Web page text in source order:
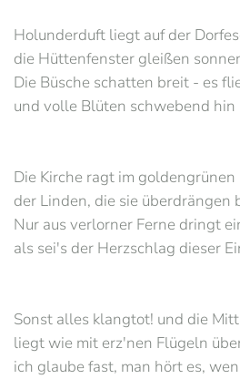
Holunderduft liegt auf der
die Hüttenfenster gleißen
Die Büsche schatten breit - es
und volle Blüten schwebend hin
Die Kirche ragt im goldengrünen
der Linden, die sie überdrängen
Nur aus verlorner Ferne dringt
als sei's der Herzschlag dieser
Sonst alles klangtot! und die
liegt wie mit erz'nen Flügeln
ich glaube fast, man hört es,